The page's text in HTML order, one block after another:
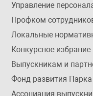
Управление
Профком
Локальные
Конкурсное
Выпускникам и
Фонд развития Парка
Ассоциация